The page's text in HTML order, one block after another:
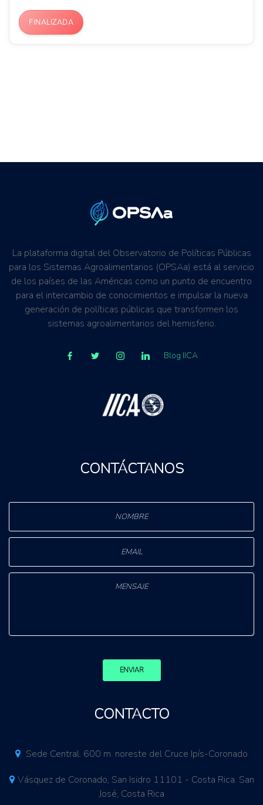
FINALIZADA
La plataforma digital del Observatorio de Políticas Públicas
para los Sistemas Agroalimentarios (OPSAa) está al servicio
de los países de las Américas como un punto de encuentro
para el intercambio de conocimientos e impulsar la nueva
generación de políticas públicas que transformen los
sistemas agroalimentarios del hemisferio.
Blog IICA
CONTÁCTANOS
ENVIAR
CONTACTO
Sede Central. 600 m. noreste del Cruce Ipís-Coronado
Vásquez de Coronado, San Isidro 11101 - Costa Rica. San
José, Costa Rica